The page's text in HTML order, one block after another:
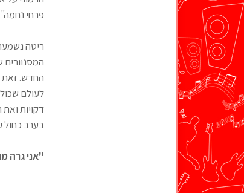
פרחי נחמה".
ריטה
החדש. זאת
לעולם
דקויות
בערב כחול
"אני גרה